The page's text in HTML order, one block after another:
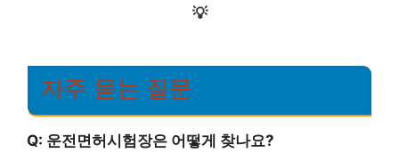
💡
자주 묻는 질문
Q: 운전면허시험장은 어떻게 찾나요?